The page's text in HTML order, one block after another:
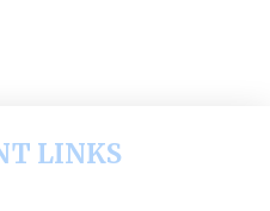
LINKS